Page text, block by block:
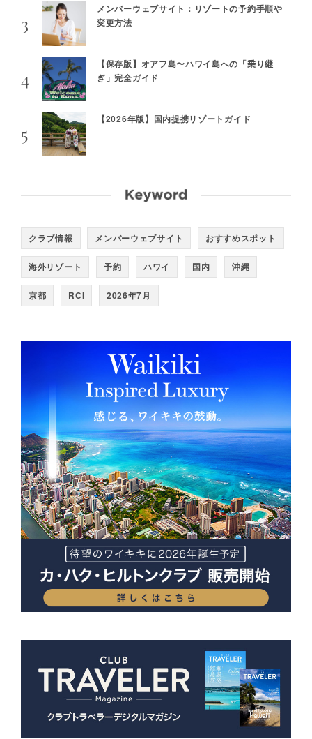
メンバーウェブサイト：リゾートの予約手順や
変更方法
【保存版】オアフ島〜ハワイ島への「乗り継
ぎ」完全ガイド
【2026年版】国内提携リゾートガイド
クラブ情報 メンバーウェブサイト おすすめスポット
海外リゾート 予約 ハワイ 国内 沖縄
京都 RCI 2026年7月